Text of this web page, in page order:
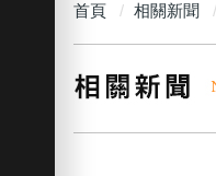
首頁 相關新聞